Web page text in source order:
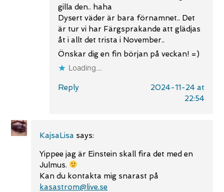
gilla den.. haha
Dysert väder är bara förnamnet.. Det
är tur vi har Färgsprakande att glädjas
åt i allt det trista i November..
Önskar dig en fin början på veckan! =)
Loading...
Reply
2024-11-24 at
22:54
KajsaLisa says:
Yippee jag är Einstein skall fira det med en
Julmus.
Kan du kontakta mig snarast på
kasastrom@live.se